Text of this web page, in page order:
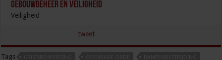
Gebouwbeheer en veiligheid
Veiligheid
tweet
Tags